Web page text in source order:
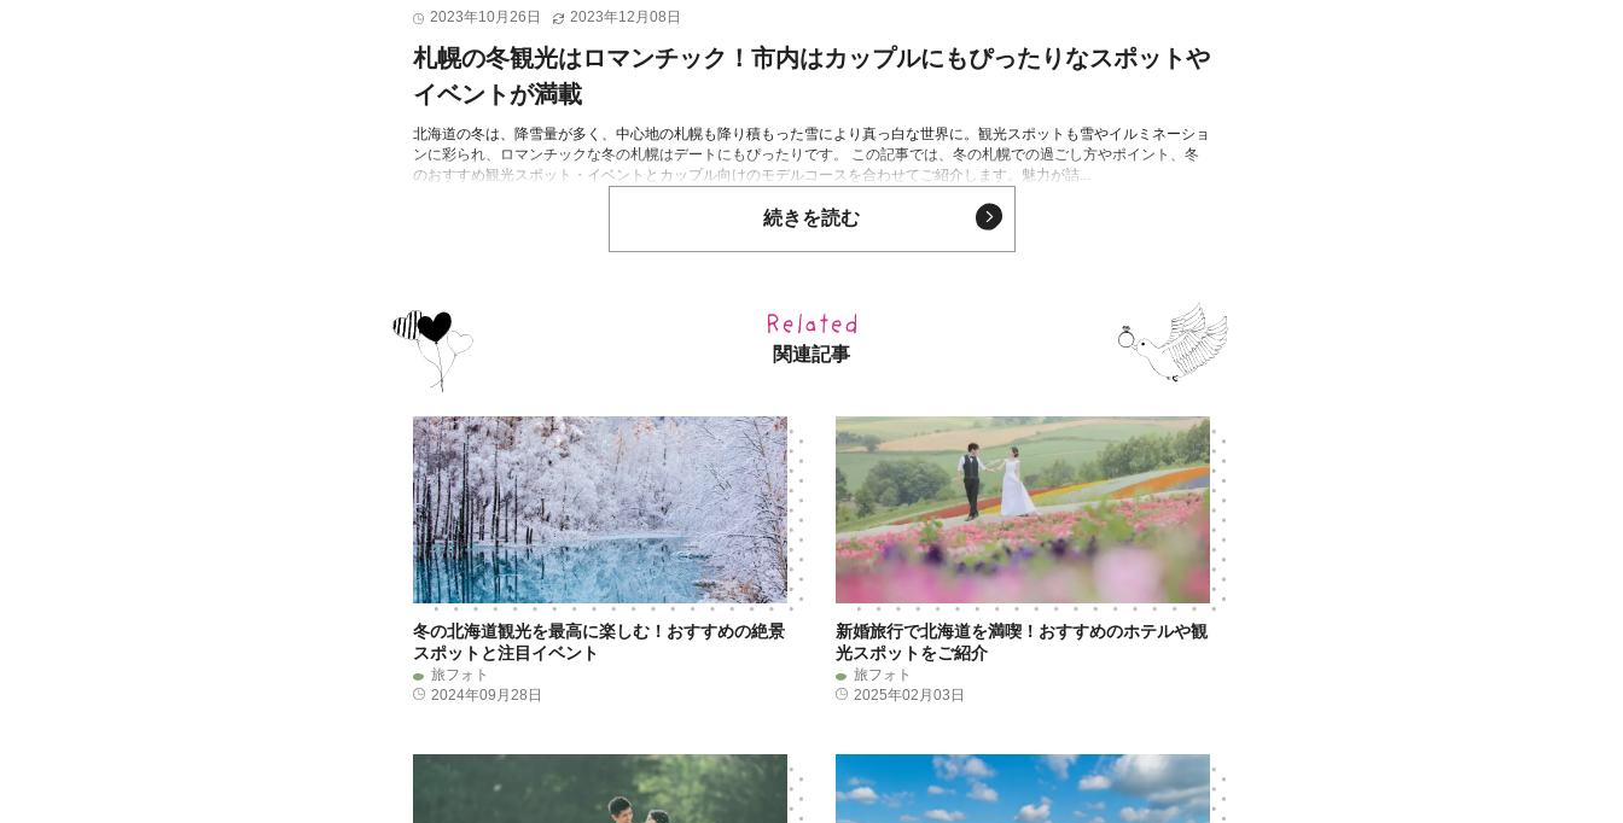
2023年10月26日 2023年12月08日
札幌の冬観光はロマンチック！市内はカップルにもぴったりなスポットや
イベントが満載
北海道の冬は、降雪量が多く、中心地の札幌も降り積もった雪により真っ白な世界に。観光スポットも雪やイルミネーショ
ンに彩られ、ロマンチックな冬の札幌はデートにもぴったりです。 この記事では、冬の札幌での過ごし方やポイント、冬
のおすすめ観光スポット・イベントとカップル向けのモデルコースを合わせてご紹介します。魅力が詰...
続きを読む
関連記事
冬の北海道観光を最高に楽しむ！おすすめの絶景
スポットと注目イベント
旅フォト
2024年09月28日
新婚旅行で北海道を満喫！おすすめのホテルや観
光スポットをご紹介
旅フォト
2025年02月03日